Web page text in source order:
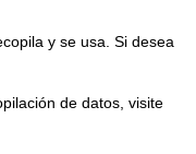
y se usa. Si desea
de datos, visite